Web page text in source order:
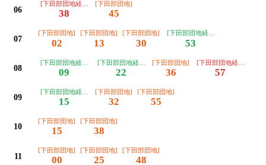
06
[下田部団地経由玉川橋団地]
38
[下田部団地]
45
07
[下田部団地]
02
[下田部団地]
13
[下田部団地]
30
[下田部団地経由車庫前]
53
08
[下田部団地経由車庫前]
09
[下田部団地経由車庫前]
22
[下田部団地]
36
[下田部団地経由玉川橋
57
09
[下田部団地経由車庫前]
15
[下田部団地]
32
[下田部団地]
55
10
[下田部団地]
15
[下田部団地]
38
11
[下田部団地]
00
[下田部団地]
25
[下田部団地]
48